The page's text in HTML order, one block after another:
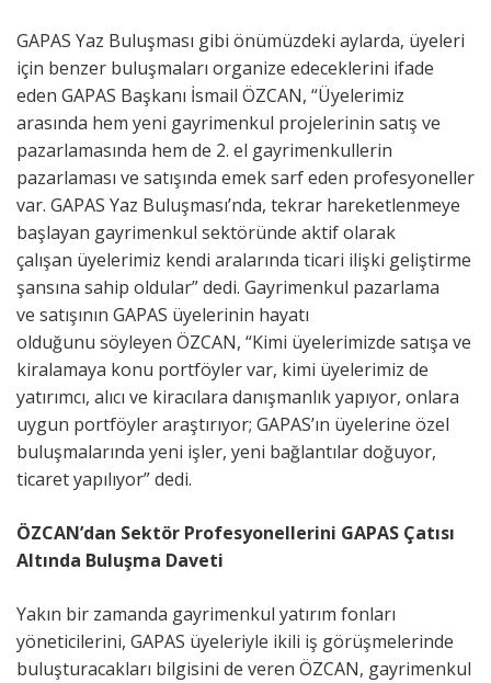
GAPAS Yaz Buluşması gibi önümüzdeki aylarda, üyeleri
için benzer buluşmaları organize edeceklerini ifade
eden GAPAS Başkanı İsmail ÖZCAN, “Üyelerimiz
arasında hem yeni gayrimenkul projelerinin satış ve
pazarlamasında hem de 2. el gayrimenkullerin
pazarlaması ve satışında emek sarf eden profesyoneller
var. GAPAS Yaz Buluşması’nda, tekrar hareketlenmeye
başlayan gayrimenkul sektöründe aktif olarak
çalışan üyelerimiz kendi aralarında ticari ilişki geliştirme
şansına sahip oldular” dedi. Gayrimenkul pazarlama
ve satışının GAPAS üyelerinin hayatı
olduğunu söyleyen ÖZCAN, “Kimi üyelerimizde satışa ve
kiralamaya konu portföyler var, kimi üyelerimiz de
yatırımcı, alıcı ve kiracılara danışmanlık yapıyor, onlara
uygun portföyler araştırıyor; GAPAS’ın üyelerine özel
buluşmalarında yeni işler, yeni bağlantılar doğuyor,
ticaret yapılıyor” dedi.
ÖZCAN’dan Sektör Profesyonellerini GAPAS Çatısı
Altında Buluşma Daveti
Yakın bir zamanda gayrimenkul yatırım fonları
yöneticilerini, GAPAS üyeleriyle ikili iş görüşmelerinde
buluşturacakları bilgisini de veren ÖZCAN, gayrimenkul